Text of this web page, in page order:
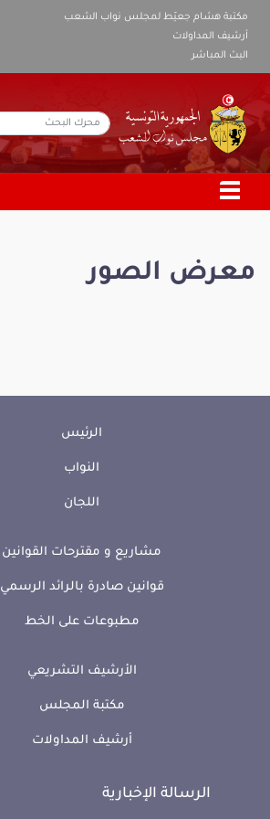
مكتبة هشام جعيّط لمجلس نواب الشعب
أرشيف المداولات
البث المباشر
معرض الصور
الرئيس
النواب
اللجان
مشاريع و مقترحات القوانين
قوانين صادرة بالرائد الرسمي
مطبوعات على الخط
الأرشيف التشريعي
مكتبة المجلس
أرشيف المداولات
الرسالة الإخبارية